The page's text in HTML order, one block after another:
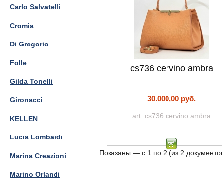
cs736 cervino ambra
30.000,00 руб.
art. cs736 cervino ambra
Показаны — с 1 по 2 (из 2
Carlo Salvatelli
Cromia
Di Gregorio
Folle
Gilda Tonelli
Gironacci
KELLEN
Lucia Lombardi
Marina Creazioni
Marino Orlandi